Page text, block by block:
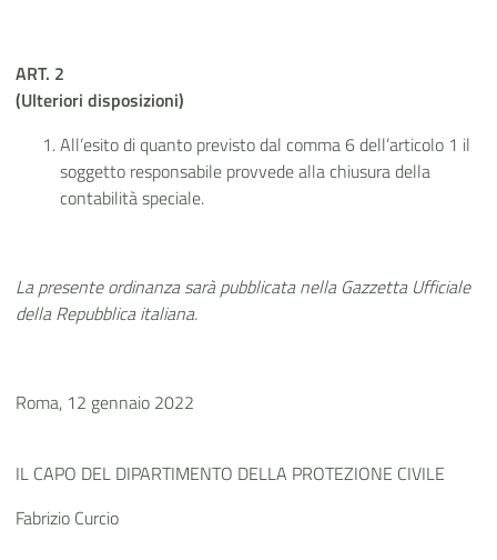
ART. 2
(Ulteriori disposizioni)
All’esito di quanto previsto dal comma 6 dell’articolo 1 il
soggetto responsabile provvede alla chiusura della
contabilità speciale.
La presente ordinanza sarà pubblicata nella Gazzetta Ufficiale
della Repubblica italiana.
Roma, 12 gennaio 2022
IL CAPO DEL DIPARTIMENTO DELLA PROTEZIONE CIVILE
Fabrizio Curcio